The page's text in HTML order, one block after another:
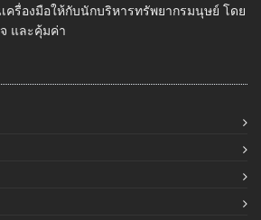
เครื่องมือให้กับนักบริหารทรัพยากรมนุษย์ โดย
และคุ้มค่า